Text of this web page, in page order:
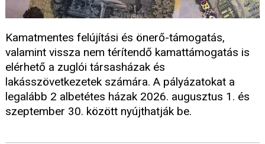
Kamatmentes felújítási és önerő-támogatás,
valamint vissza nem térítendő kamattámogatás is
elérhető a zuglói társasházak és
lakásszövetkezetek számára. A pályázatokat a
legalább 2 albetétes házak 2026. augusztus 1. és
szeptember 30. között nyújthatják be.